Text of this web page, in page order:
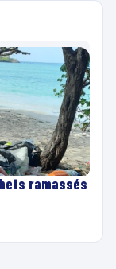
ramassés